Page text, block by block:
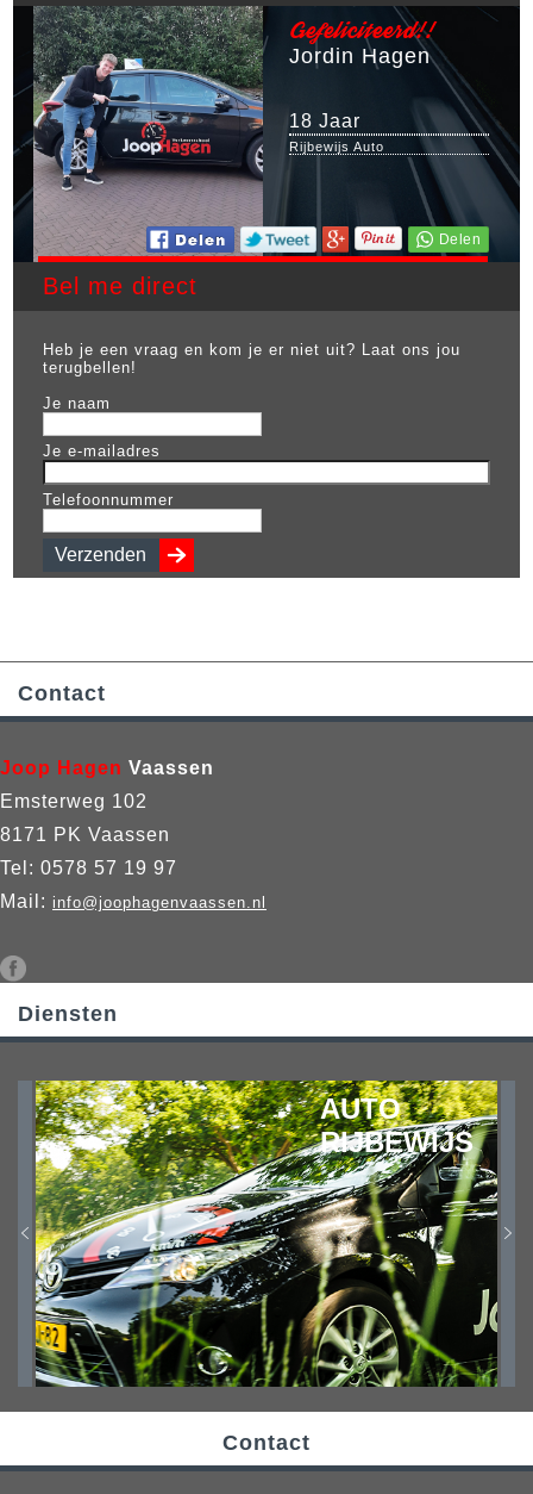
Gefeliciteerd!!
Jordin Hagen
18 Jaar
Rijbewijs Auto
Bel me direct
Heb je een vraag en kom je er niet uit? Laat ons jou
terugbellen!
Je naam
Je e-mailadres
Telefoonnummer
Contact
Joop Hagen Vaassen
Emsterweg 102
8171 PK Vaassen
Tel: 0578 57 19 97
Mail: info@joophagenvaassen.nl
Diensten
AUTO
RIJBEWIJS
Contact